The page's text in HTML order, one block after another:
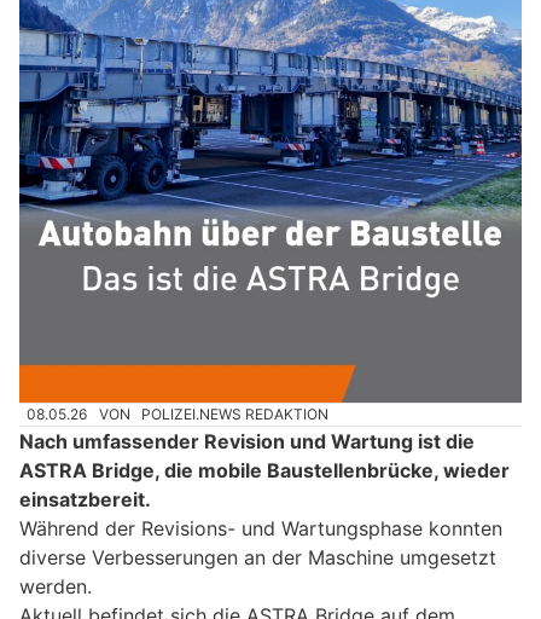
08.05.26 VON POLIZEI.NEWS REDAKTION
Nach umfassender Revision und Wartung ist die
ASTRA Bridge, die mobile Baustellenbrücke, wieder
einsatzbereit.
Während der Revisions- und Wartungsphase konnten
diverse Verbesserungen an der Maschine umgesetzt
werden.